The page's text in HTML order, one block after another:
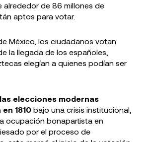
alrededor de 86 millones de
aptos para votar.
México, los ciudadanos votan
la llegada de los españoles,
elegían a quienes podían ser
las elecciones modernas
1810 bajo una crisis institucional,
ocupación bonapartista en
por el proceso de